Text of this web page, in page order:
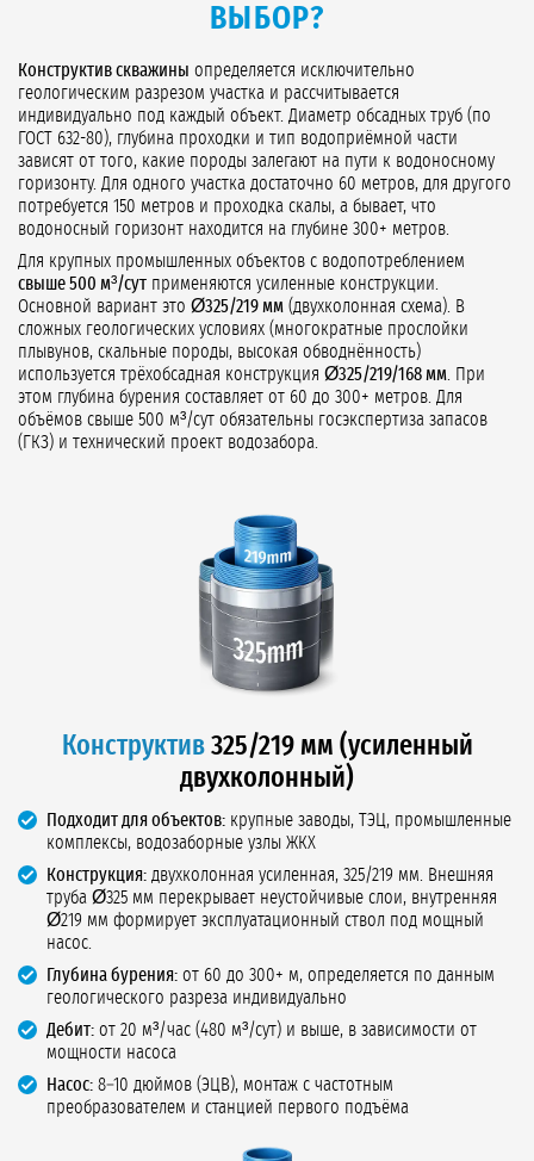
ВЫБОР?
Конструктив скважины определяется исключительно
геологическим разрезом участка и рассчитывается
индивидуально под каждый объект. Диаметр обсадных труб (по
ГОСТ 632-80), глубина проходки и тип водоприёмной части
зависят от того, какие породы залегают на пути к водоносному
горизонту. Для одного участка достаточно 60 метров, для другого
потребуется 150 метров и проходка скалы, а бывает, что
водоносный горизонт находится на глубине 300+ метров.
Для крупных промышленных объектов с водопотреблением
свыше 500 м³/сут применяются усиленные конструкции.
Основной вариант это Ø325/219 мм (двухколонная схема). В
сложных геологических условиях (многократные прослойки
плывунов, скальные породы, высокая обводнённость)
используется трёхобсадная конструкция Ø325/219/168 мм . При
этом глубина бурения составляет от 60 до 300+ метров. Для
объёмов свыше 500 м³/сут обязательны госэкспертиза запасов
(ГКЗ) и технический проект водозабора.
Конструктив325/219 мм (усиленный
двухколонный)
Подходит для объектов: крупные заводы, ТЭЦ, промышленные
комплексы, водозаборные узлы ЖКХ
Конструкция: двухколонная усиленная, 325/219 мм. Внешняя
труба Ø325 мм перекрывает неустойчивые слои, внутренняя
Ø219 мм формирует эксплуатационный ствол под мощный
насос.
Глубина бурения: от 60 до 300+ м, определяется по данным
геологического разреза индивидуально
Дебит: от 20 м³/час (480 м³/сут) и выше, в зависимости от
мощности насоса
Насос: 8–10 дюймов (ЭЦВ), монтаж с частотным
преобразователем и станцией первого подъёма